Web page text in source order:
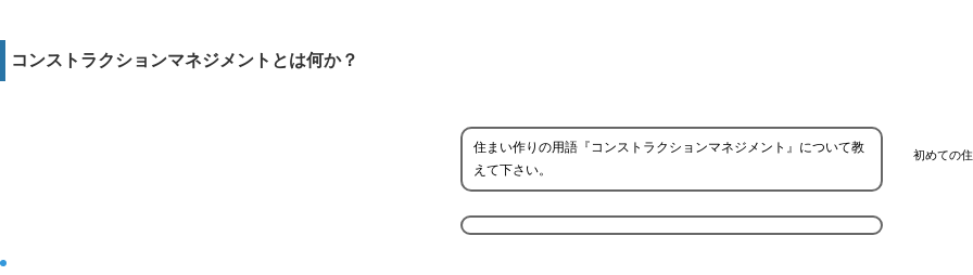
コンストラクションマネジメントとは何か？
初めての
住まい作りの用語『コンストラクションマネジメント』について教
えて下さい。